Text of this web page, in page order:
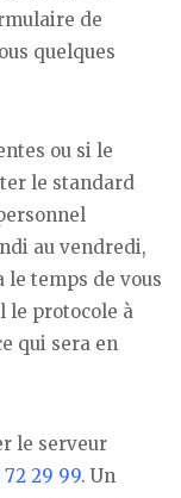
de
quelques
ou si le
le standard
au vendredi,
le temps de vous
le protocole à
qui sera en
le serveur
72 29 99. Un